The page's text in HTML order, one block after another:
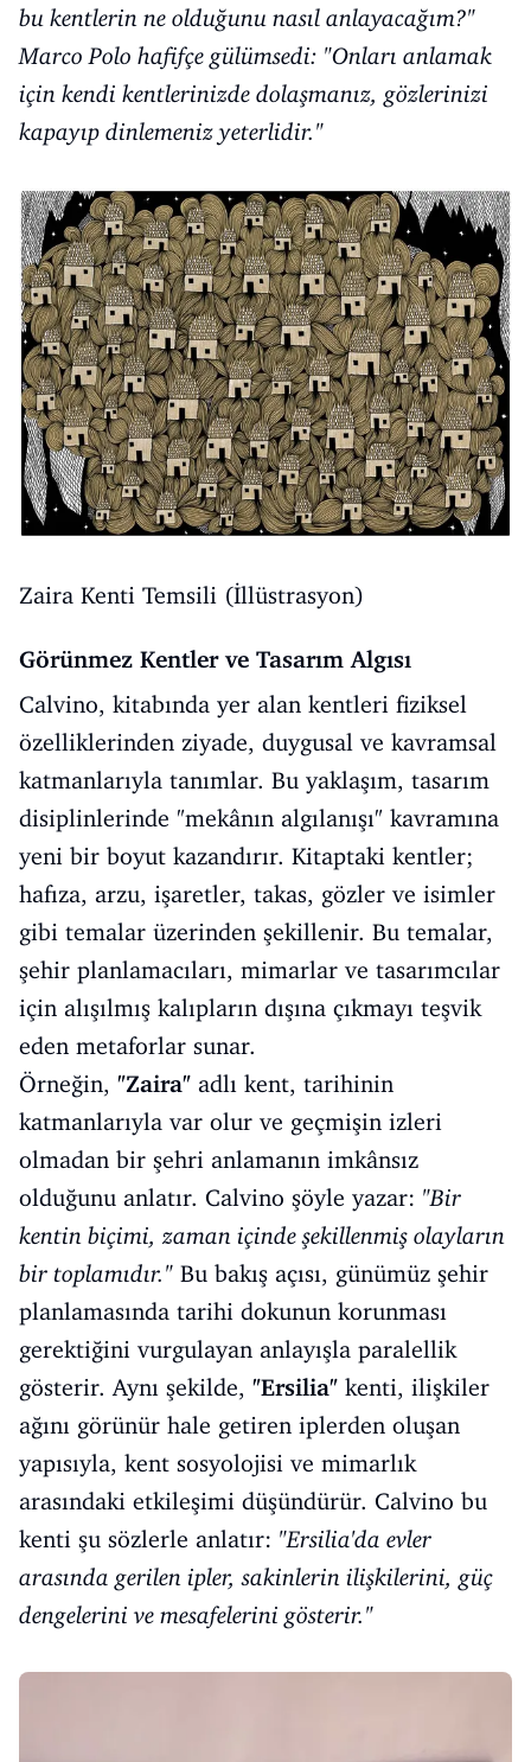
bu kentlerin ne olduğunu nasıl anlayacağım?"
Marco Polo hafifçe gülümsedi: "Onları anlamak
için kendi kentlerinizde dolaşmanız, gözlerinizi
kapayıp dinlemeniz yeterlidir."
Zaira Kenti Temsili (İllüstrasyon)
Görünmez Kentler ve Tasarım Algısı
Calvino, kitabında yer alan kentleri fiziksel
özelliklerinden ziyade, duygusal ve kavramsal
katmanlarıyla tanımlar. Bu yaklaşım, tasarım
disiplinlerinde "mekânın algılanışı" kavramına
yeni bir boyut kazandırır. Kitaptaki kentler;
hafıza, arzu, işaretler, takas, gözler ve isimler
gibi temalar üzerinden şekillenir. Bu temalar,
şehir planlamacıları, mimarlar ve tasarımcılar
için alışılmış kalıpların dışına çıkmayı teşvik
eden metaforlar sunar.
Örneğin, "Zaira" adlı kent, tarihinin
katmanlarıyla var olur ve geçmişin izleri
olmadan bir şehri anlamanın imkânsız
olduğunu anlatır. Calvino şöyle yazar: "Bir
kentin biçimi, zaman içinde şekillenmiş olayların
bir toplamıdır." Bu bakış açısı, günümüz şehir
planlamasında tarihi dokunun korunması
gerektiğini vurgulayan anlayışla paralellik
gösterir. Aynı şekilde, "Ersilia" kenti, ilişkiler
ağını görünür hale getiren iplerden oluşan
yapısıyla, kent sosyolojisi ve mimarlık
arasındaki etkileşimi düşündürür. Calvino bu
kenti şu sözlerle anlatır: "Ersilia'da evler
arasında gerilen ipler, sakinlerin ilişkilerini, güç
dengelerini ve mesafelerini gösterir."